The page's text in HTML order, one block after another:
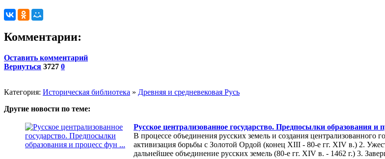
Комментарии:
Оставить комментарий
Вернуться 3727 0
Категория: Историческая библиотека » Древняя и средневековая Русь
Другие новости по теме:
Русское централизованное государство. Предпосылки образования и
В процессе объединения русских земель и создания
активизация борьбы с Золотой Ордой (конец XIII - 80-е гг. XIV в.) 2.
дальнейшее объединение русских земель (80-е гг. XIV в. - 1462 г.) 3.